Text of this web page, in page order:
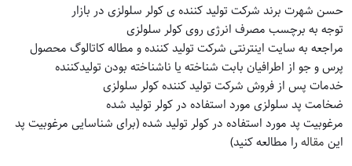
حسن شهرت برند شرکت تولید کننده ی کولر سلولزی در بازار
توجه به برچسب مصرف انرژی روی کولر سلولزی
مراجعه به سایت اینترنتی شرکت تولید کننده و مطاله کاتالوگ محصول
پرس و جو از اطرافیان بابت شناخته یا ناشناخته بودن تولیدکننده
خدمات پس از فروش شرکت تولید کننده کولر سلولزی
ضخامت پد سلولزی مورد استفاده در کولر تولید شده
مرغوبیت پد مورد استفاده در کولر تولید شده (برای شناسایی مرغوبیت پد
اینمقالهرا مطالعه کنید)